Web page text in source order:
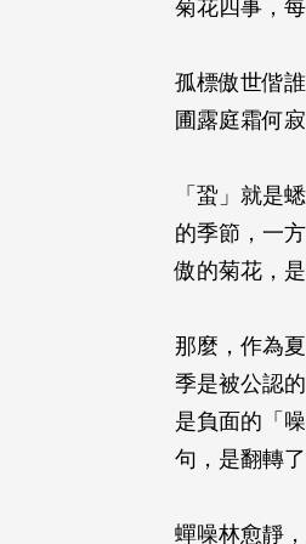
菊花四事，
孤標傲世偕
圃露庭霜何
「蛩」就是
的季節，一
傲的菊花，
那麼，作為
季是被公認
是負面的「
句，是翻轉
蟬噪林愈靜